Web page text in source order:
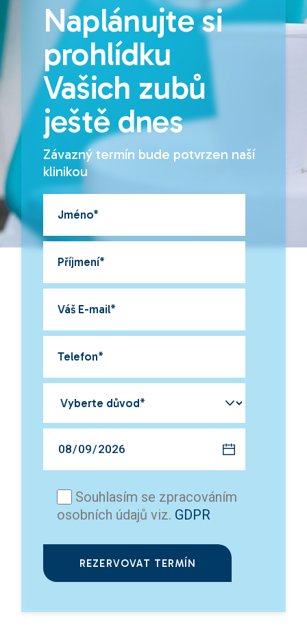
Naplánujte si
prohlídku
Vašich zubů
ještě dnes
Závazný termín bude potvrzen naší
klinikou
Souhlasím se zpracováním
osobních údajů viz. GDPR
REZERVOVAT TERMÍN